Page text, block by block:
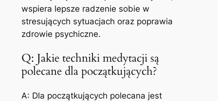
wspiera lepsze radzenie sobie w
stresujących sytuacjach oraz poprawia
zdrowie psychiczne.
Q: Jakie techniki medytacji są
polecane dla początkujących?
A: Dla początkujących polecana jest